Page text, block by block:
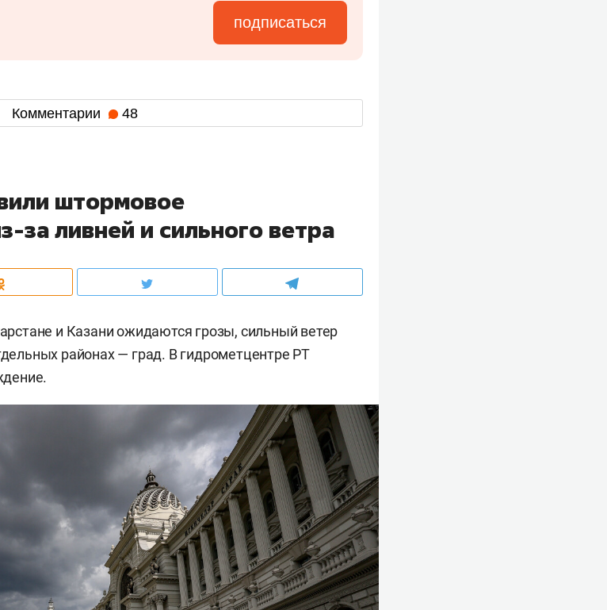
подписаться
Комментарии 48
штормовое
за ливней и сильного ветра
и Казани ожидаются грозы, сильный ветер
районах — град. В гидрометцентре РТ